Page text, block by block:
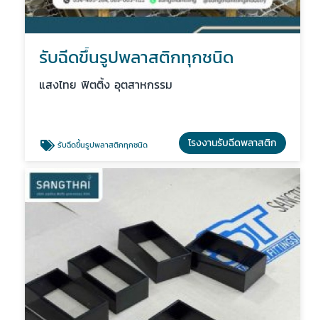
รับฉีดขึ้นรูปพลาสติกทุกชนิด
แสงไทย ฟิตติ้ง อุตสาหกรรม
รับฉีดขึ้นรูปพลาสติกทุกชนิด โรงงานรับฉีดพลาสติก